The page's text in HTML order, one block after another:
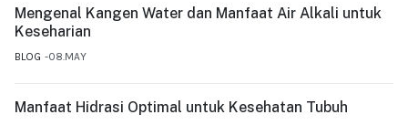
Mengenal Kangen Water dan Manfaat Air Alkali untuk
Keseharian
BLOG 08.MAY
Manfaat Hidrasi Optimal untuk Kesehatan Tubuh